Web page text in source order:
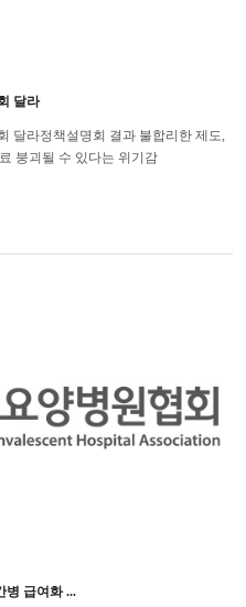
달라
달라정책설명회 결과 불합리한 제도,
붕괴될 수 있다는 위기감
병원 배제, 차별 정책으로 인...
병 급여화 ...